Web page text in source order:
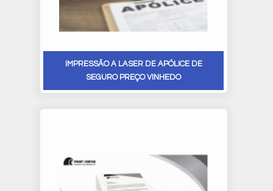
IMPRESSÃO A LASER DE APÓLICE DE
SEGURO PREÇO VINHEDO